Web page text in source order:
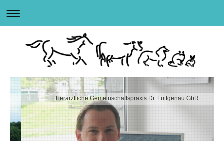
Tierärztliche Gemeinschaftspraxis Dr. Lüttgenau GbR